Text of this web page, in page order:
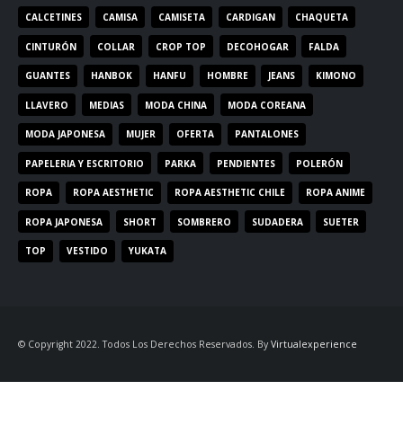
CALCETINES CAMISA CAMISETA CARDIGAN CHAQUETA
CINTURÓN COLLAR CROP TOP DECOHOGAR FALDA
GUANTES HANBOK HANFU HOMBRE JEANS KIMONO
LLAVERO MEDIAS MODA CHINA MODA COREANA
MODA JAPONESA MUJER OFERTA PANTALONES
PAPELERIA Y ESCRITORIO PARKA PENDIENTES POLERÓN
ROPA ROPA AESTHETIC ROPA AESTHETIC CHILE ROPA ANIME
ROPA JAPONESA SHORT SOMBRERO SUDADERA SUETER
TOP VESTIDO YUKATA
© Copyright 2022. Todos Los Derechos Reservados. By Virtualexperience